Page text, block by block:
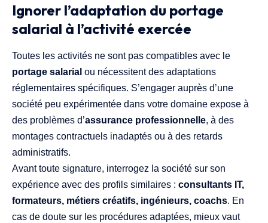
Ignorer l’adaptation du portage
salarial à l’activité exercée
Toutes les activités ne sont pas compatibles avec le
portage salarial ou nécessitent des adaptations
réglementaires spécifiques. S’engager auprès d’une
société peu expérimentée dans votre domaine expose à
des problèmes d’assurance professionnelle, à des
montages contractuels inadaptés ou à des retards
administratifs.
Avant toute signature, interrogez la société sur son
expérience avec des profils similaires : consultants IT,
formateurs, métiers créatifs, ingénieurs, coachs. En
cas de doute sur les procédures adaptées, mieux vaut